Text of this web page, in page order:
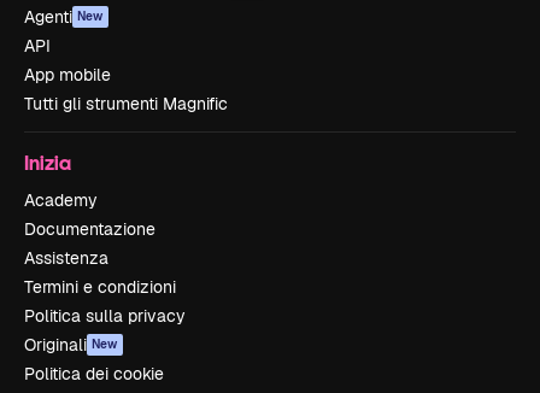
Agenti New
API
App mobile
Tutti gli strumenti Magnific
Inizia
Academy
Documentazione
Assistenza
Termini e condizioni
Politica sulla privacy
Originali New
Politica dei cookie